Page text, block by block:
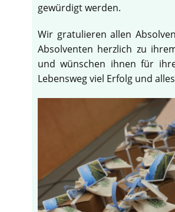
gewürdigt werden.
Wir gratulieren allen
Absolventen herzlich zu
und wünschen ihnen für
Lebensweg viel Erfolg und